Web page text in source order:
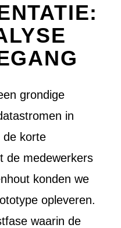
grondige
in
de korte
de medewerkers
konden we
opleveren.
waarin de